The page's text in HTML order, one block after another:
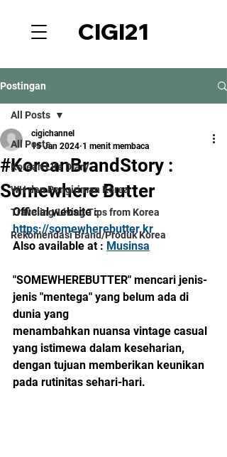
CIGI21
Postingan
All Posts
Korean Life Diary
WH dan Pengiriman Korea
Traveling/Living Tips from Korea
Rekomendasi Brand/Produk Korea
All Posts
#KoreanBrandStory :
Somewhere Butter
cigichannel
15 Jan 2024 1 menit membaca
Official website :
https://somewherebutter.kr
Also available at : Musinsa
"SOMEWHEREBUTTER" mencari jenis-
jenis "mentega" yang belum ada di
dunia yang
menambahkan nuansa vintage casual
yang istimewa dalam keseharian,
dengan tujuan memberikan keunikan
pada rutinitas sehari-hari.